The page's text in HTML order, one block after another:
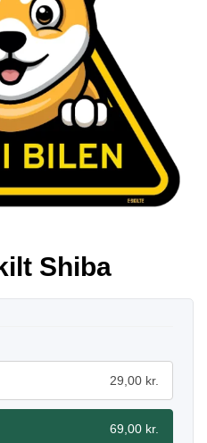
Shiba
29,00 kr.
69,00 kr.